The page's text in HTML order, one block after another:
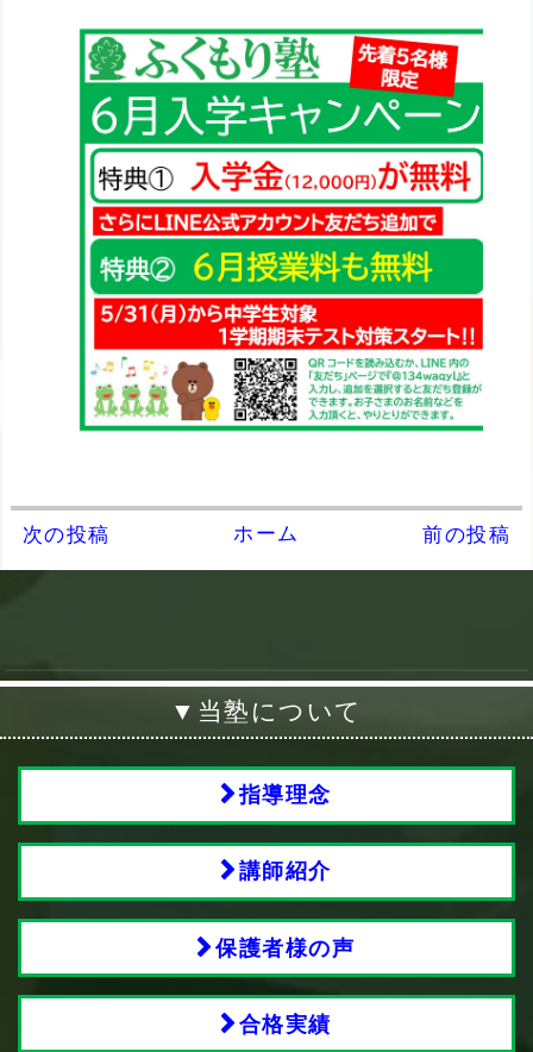
次の投稿 前の投稿
ホーム
▼当塾について
指導理念
講師紹介
保護者様の声
合格実績